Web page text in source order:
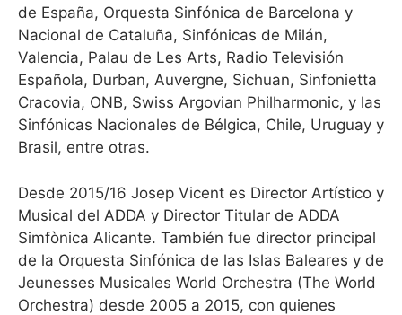
de España, Orquesta Sinfónica de Barcelona y
Nacional de Cataluña, Sinfónicas de Milán,
Valencia, Palau de Les Arts, Radio Televisión
Española, Durban, Auvergne, Sichuan, Sinfonietta
Cracovia, ONB, Swiss Argovian Philharmonic, y las
Sinfónicas Nacionales de Bélgica, Chile, Uruguay y
Brasil, entre otras.
Desde 2015/16 Josep Vicent es Director Artístico y
Musical del ADDA y Director Titular de ADDA
Simfònica Alicante. También fue director principal
de la Orquesta Sinfónica de las Islas Baleares y de
Jeunesses Musicales World Orchestra (The World
Orchestra) desde 2005 a 2015, con quienes